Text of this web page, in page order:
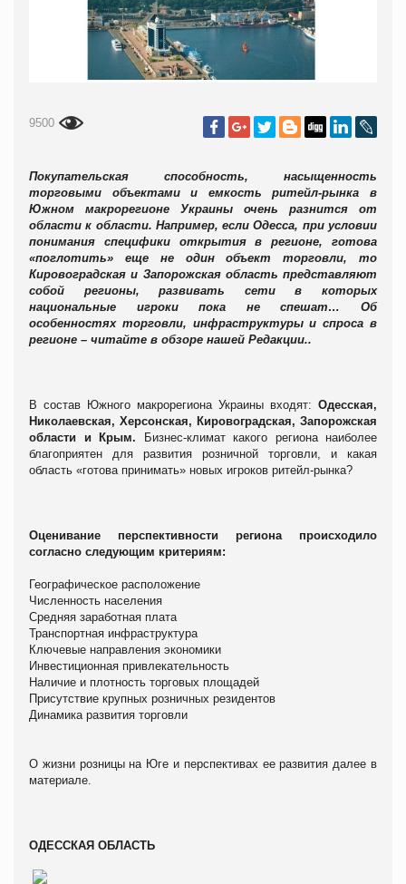
9500
Покупательская способность, насыщенность
торговыми объектами и емкость ритейл-рынка в
Южном макрорегионе Украины очень разнится от
области к области. Например, если Одесса, при условии
понимания специфики открытия в регионе, готова
«поглотить» еще не один объект торговли, то
Кировоградская и Запорожская область представляют
собой регионы, развивать сети в которых
национальные игроки пока не спешат… Об
особенностях торговли, инфраструктуры и спроса в
регионе – читайте в обзоре нашей Редакции..
В состав Южного макрорегиона Украины входят: Одесская,
Николаевская, Херсонская, Кировоградская, Запорожская
области и Крым. Бизнес-климат какого региона наиболее
благоприятен для развития розничной торговли, и какая
область «готова принимать» новых игроков ритейл-рынка?
Оценивание перспективности региона происходило
согласно следующим критериям:
Географическое расположение
Численность населения
Средняя заработная плата
Транспортная инфраструктура
Ключевые направления экономики
Инвестиционная привлекательность
Наличие и плотность торговых площадей
Присутствие крупных розничных резидентов
Динамика развития торговли
О жизни розницы на Юге и перспективах ее развития далее в
материале.
ОДЕССКАЯ ОБЛАСТЬ